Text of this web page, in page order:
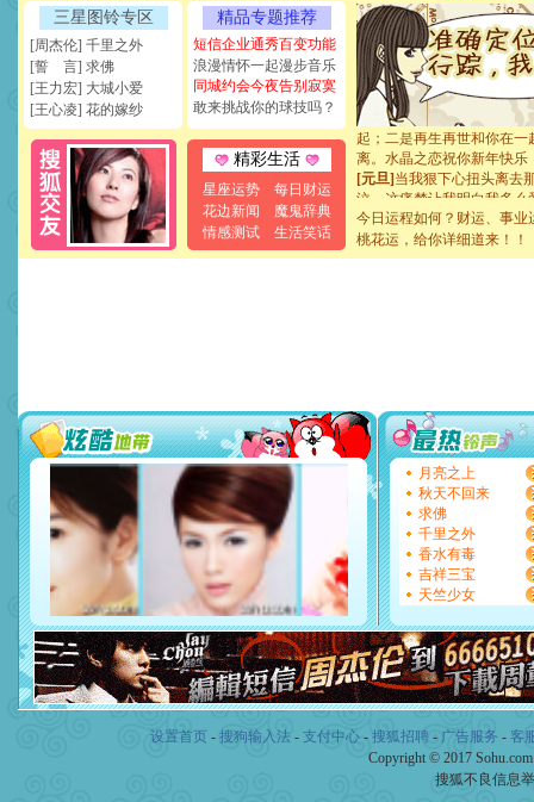
三星图铃专区
[周杰伦] 千里之外
[誓 言] 求佛
[王力宏] 大城小爱
[王心凌] 花的嫁纱
精品专题推荐
短信企业通秀百变功能
浪漫情怀一起漫步音乐
同城约会今夜告别寂寞
敢来挑战你的球技吗？
精彩生活
星座运势
每日财运
花边新闻
魔鬼辞典
情感测试
生活笑话
[圣诞节]奉上一颗祝福的心,
如意,快乐,鲜花,一切美好的
[元旦] 看到你我会触电；看
断电。爱你是我职业，想
你是我专业！水晶之恋祝你
[元旦]如果上天让我许三个
起；二是再生再世和你在
离。水晶之恋祝你新年快乐
[元旦] 当我狠下心扭头离去
泣，这痛楚让我明白我多
卖了。水晶之恋祝你新年快
[春节]风柔雨润好月圆，半
[圣诞节]不只这样的日子才
能正大光明地骚扰你,告诉
天都要快乐噢!
[圣诞节]奉上一颗祝福的心,
如意,快乐,鲜花,一切美好
[元旦]
看到你我会触电；
断电。爱你是我职业，想
你是我专业！水晶之恋祝你
[元旦]
如果上天让我许三
起；二是再生再世和你在
离。水晶之恋祝你新年快乐
[元旦]当我狠下心扭头离去
泣，这痛楚让我明白我多
卖了。水晶之恋祝你新年快
[春节]风柔雨润好月圆，半
颜！冬去春来似水如烟，
道一声平安！新年吉祥万事
[春节]传说薰衣草有四片叶
片叶子是希望，第三片叶
今日运程如何？财运、事业
桃花运，给你详细道来！！
月亮之上
秋天不回来
求佛
千里之外
香水有毒
吉祥三宝
天竺少女
设置首页 - 搜狗输入法 - 支付中心- 搜狐招聘- 广告服务 - 客
Copyright © 2017
搜狐不良信息